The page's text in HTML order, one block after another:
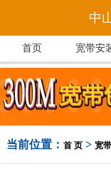
中
首页 宽带安
当前位置： 首 页> 宽